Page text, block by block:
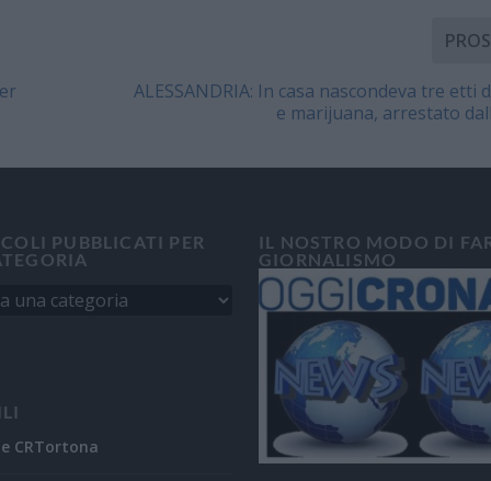
ALESSANDRIA: In casa nascondeva tre etti
e marijuana, arrestato
PUBBLICATI PER
CRTortona
IL NOSTRO MODO DI
GIORNALISMO